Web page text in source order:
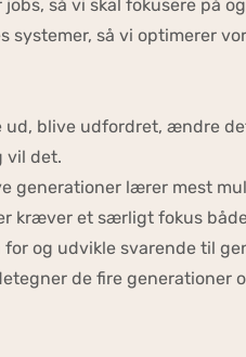
så vi skal fokusere på
systemer, så vi optimerer
ud, blive udfordret, ændre
vil det.
generationer lærer mest
kræver et særligt fokus
og udvikle svarende til
de fire generationer